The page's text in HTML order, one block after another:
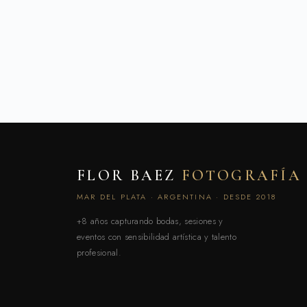
FLOR BAEZ FOTOGRAFÍA
MAR DEL PLATA · ARGENTINA · DESDE 2018
+8 años capturando bodas, sesiones y
eventos con sensibilidad artística y talento
profesional.